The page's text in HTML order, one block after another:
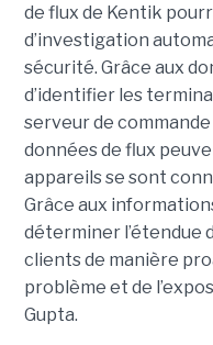
de flux de Kentik
d’investigation
sécurité. Grâce aux
d’identifier les
serveur de
données de flux
appareils se sont
Grâce aux
déterminer l’étendue
clients de manière
problème et de
Gupta.